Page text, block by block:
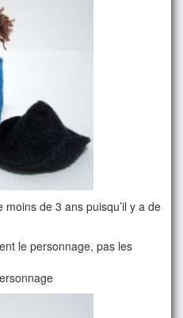
de 3 ans puisqu’il y a de
le personnage, pas les